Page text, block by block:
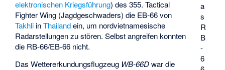
a
s
R
B
-
6
elektronischen Kriegsführung) des 355. Tactical
Fighter Wing (Jagdgeschwaders) die EB-66 von
Takhli inThailandein, um nordvietnamesische
Radarstellungen zu stören. Selbst angreifen konnten
die RB-66/EB-66 nicht.
DasWettererkundungsflugzeug WB-66Dwar die